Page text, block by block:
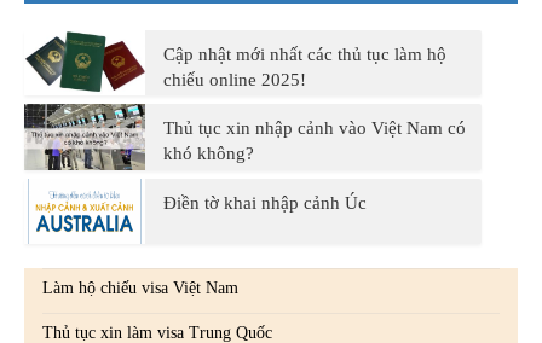
Cập nhật mới nhất các thủ tục làm hộ
chiếu online 2025!
Thủ tục xin nhập cảnh vào Việt Nam có
khó không?
Điền tờ khai nhập cảnh Úc
Làm hộ chiếu visa Việt Nam
Thủ tục xin làm visa Trung Quốc